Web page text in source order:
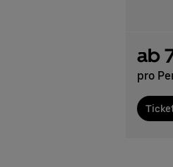
ab
pro